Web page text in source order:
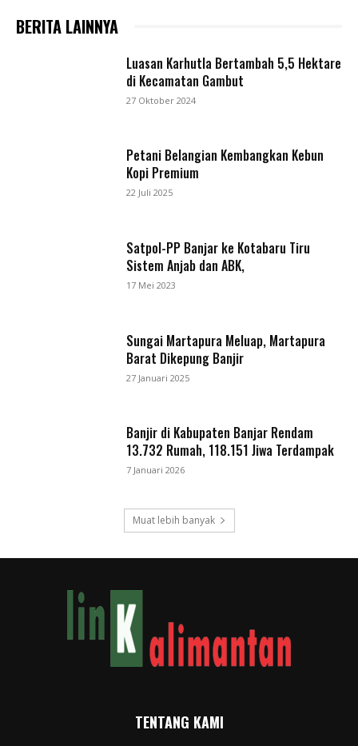
BERITA LAINNYA
Luasan Karhutla Bertambah 5,5 Hektare
di Kecamatan Gambut
27 Oktober 2024
Petani Belangian Kembangkan Kebun
Kopi Premium
22 Juli 2025
Satpol-PP Banjar ke Kotabaru Tiru
Sistem Anjab dan ABK,
17 Mei 2023
Sungai Martapura Meluap, Martapura
Barat Dikepung Banjir
27 Januari 2025
Banjir di Kabupaten Banjar Rendam
13.732 Rumah, 118.151 Jiwa Terdampak
7 Januari 2026
Muat lebih banyak
TENTANG KAMI